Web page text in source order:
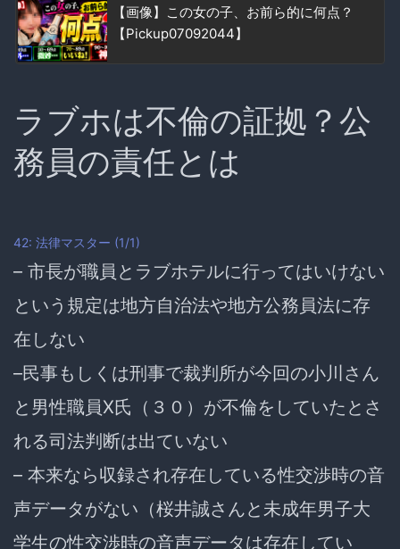
【画像】この女の子、お前ら的に何点？
【Pickup07092044】
ラブホは不倫の証拠？公
務員の責任とは
42: 法律マスター (1/1)
– 市長が職員とラブホテルに行ってはいけない
という規定は地方自治法や地方公務員法に存
在しない
–民事もしくは刑事で裁判所が今回の小川さん
と男性職員X氏（３０）が不倫をしていたとさ
れる司法判断は出ていない
– 本来なら収録され存在している性交渉時の音
声データがない（桜井誠さんと未成年男子大
学生の性交渉時の音声データは存在してい